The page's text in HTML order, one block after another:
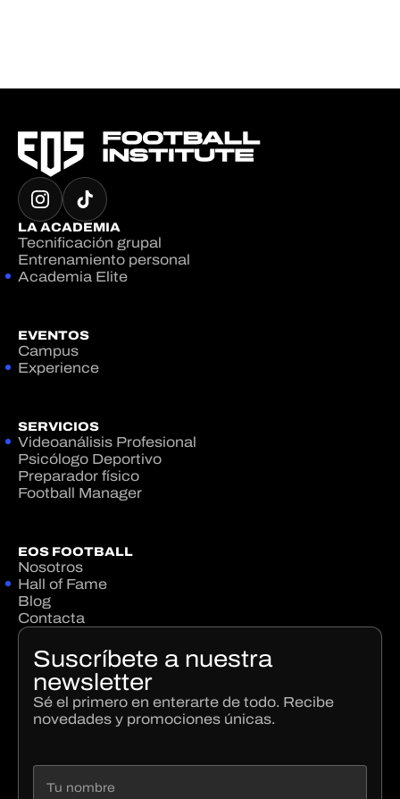
LA ACADEMIA
Tecnificación grupal
Entrenamiento personal
Academia Elite
EVENTOS
Campus
Experience
SERVICIOS
Videoanálisis Profesional
Psicólogo Deportivo
Preparador físico
Football Manager
EOS FOOTBALL
Nosotros
Hall of Fame
Blog
Contacta
Suscríbete a nuestra
newsletter
Sé el primero en enterarte de todo. Recibe
novedades y promociones únicas.